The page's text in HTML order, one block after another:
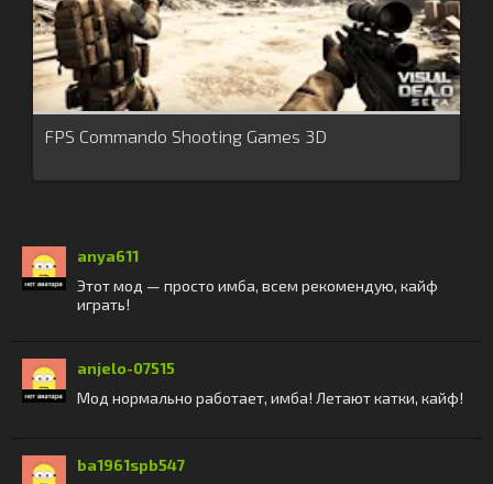
FPS Commando Shooting Games 3D
anya611
Этот мод — просто имба, всем рекомендую, кайф
играть!
anjelo-07515
Мод нормально работает, имба! Летают катки, кайф!
ba1961spb547